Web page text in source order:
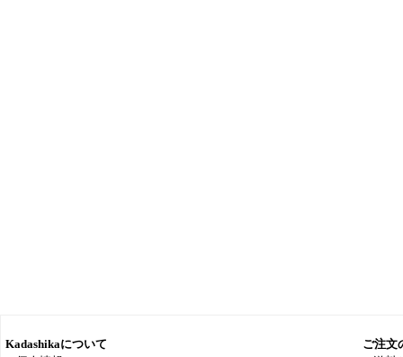
Kadashikaについて
ご注文